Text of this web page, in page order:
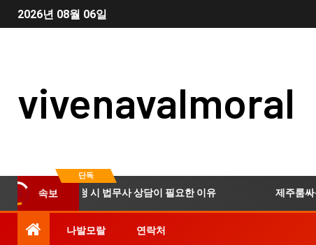
2026년 08월 06일
vivenavalmoral
단독
속보
개인회생 신청 시 법무사 상담이 필요한 이유 제주룸싸롱
나발모랄 연락처